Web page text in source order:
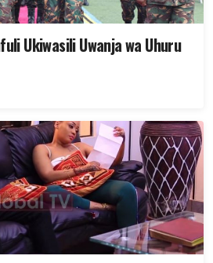
Ukiwasili Uwanja wa Uhuru